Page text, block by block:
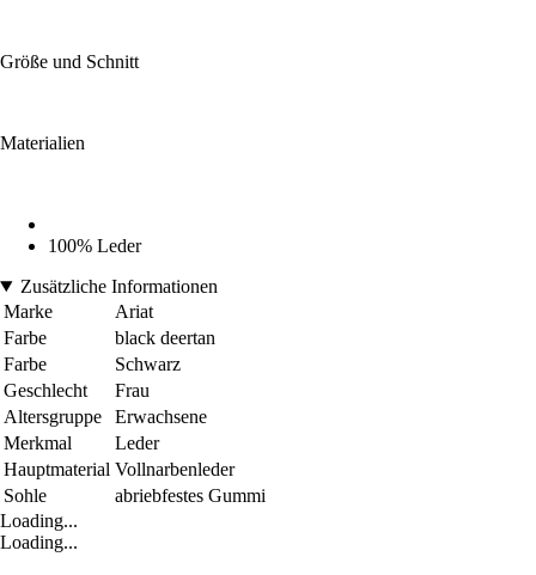
Größe und Schnitt
Materialien
100% Leder
Zusätzliche Informationen
Marke
Ariat
Farbe
black deertan
Farbe
Schwarz
Geschlecht
Frau
Altersgruppe
Erwachsene
Merkmal
Leder
Hauptmaterial Vollnarbenleder
Sohle
abriebfestes Gummi
Loading...
Loading...